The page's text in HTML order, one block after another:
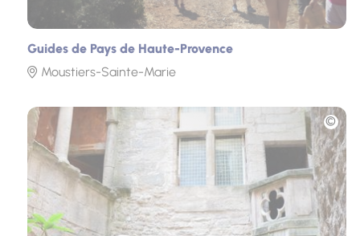
Guides de Pays de Haute-Provence
Moustiers-Sainte-Marie
Photo